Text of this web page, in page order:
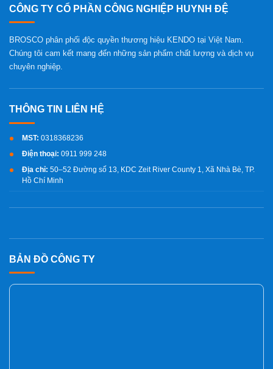
BẢN ĐỒ CÔNG TY
CÔNG TY CỔ PHẦN CÔNG NGHIỆP HUYNH ĐỆ
BROSCO phân phối độc quyền thương hiệu KENDO tại Việt Nam.
Chúng tôi cam kết mang đến những sản phẩm chất lượng và dịch vụ
chuyên nghiệp.
MST: 0318368236
Điện thoại: 0911 999 248
Địa chỉ: 50–52 Đường số 13, KDC Zeit River County 1, Xã Nhà Bè, TP.
Hồ Chí Minh